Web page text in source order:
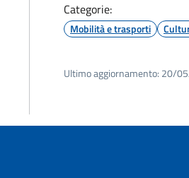
Categorie:
Mobilità e trasporti
Ultimo aggiornamento: 20/